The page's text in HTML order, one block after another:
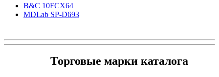
B&C 10FCX64
MDLab SP-D693
Торговые марки каталога